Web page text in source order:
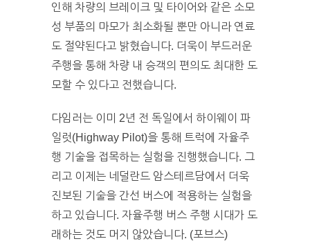
인해 차량의 브레이크 및 타이어와 같은 소모
성 부품의 마모가 최소화될 뿐만 아니라 연료
도 절약된다고 밝혔습니다. 더욱이 부드러운
주행을 통해 차량 내 승객의 편의도 최대한 도
모할 수 있다고 전했습니다.
다임러는 이미 2년 전 독일에서 하이웨이 파
일럿(Highway Pilot)을 통해 트럭에 자율주
행 기술을 접목하는 실험을 진행했습니다. 그
리고 이제는 네덜란드 암스테르담에서 더욱
진보된 기술을 간선 버스에 적용하는 실험을
하고 있습니다. 자율주행 버스 주행 시대가 도
래하는 것도 머지 않았습니다. (포브스)